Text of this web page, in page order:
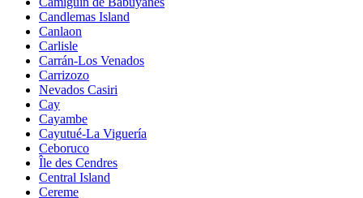
Candlemas Island
Canlaon
Carlisle
Carrán-Los Venados
Carrizozo
Nevados Casiri
Cay
Cayambe
Cayutué-La Viguería
Ceboruco
Île des Cendres
Central Island
Cereme